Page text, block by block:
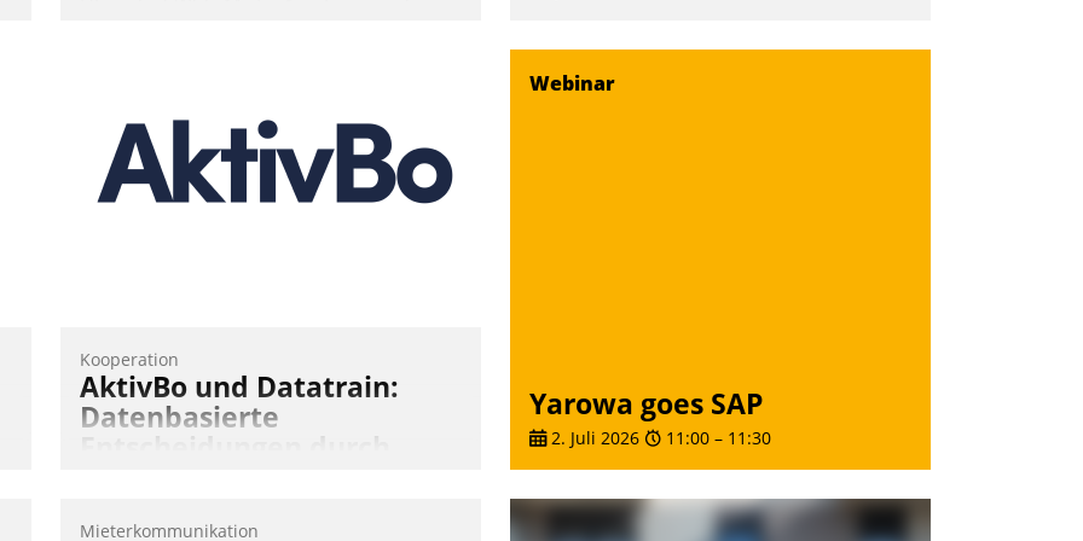
einsehen und ändern oder
Schadensmeldungen abgeben – rund um
die Uhr.
Kooperation
AktivBo und Datatrain:
Datenbasierte
Webinar
Yarowa goes SAP
2. Juli 2026 11:00 – 11:30
Mieterkommunikation